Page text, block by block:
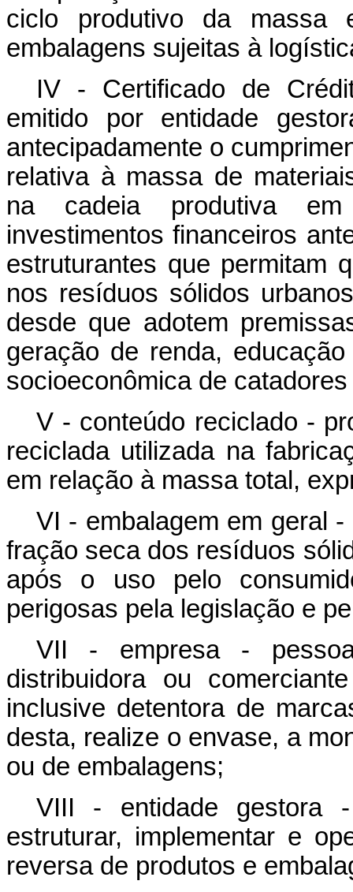
ciclo produtivo da massa
embalagens sujeitas à
IV - Certificado de
emitido por entidade
antecipadamente o
relativa à massa de
na cadeia produtiva
investimentos financeiros
estruturantes que permitam
nos resíduos sólidos
desde que adotem
geração de renda,
socioeconômica de
V - conteúdo reciclado -
reciclada utilizada na
em relação à massa total,
VI - embalagem em geral
fração seca dos resíduos
após o uso pelo
perigosas pela legislação e
VII - empresa - pessoa
distribuidora ou
inclusive detentora de
desta, realize o envase, a
ou de embalagens;
VIII - entidade gestora
estruturar, implementar e
reversa de produtos e